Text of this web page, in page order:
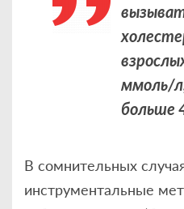
ммоль/
больше
В сомнительных
инструментальные